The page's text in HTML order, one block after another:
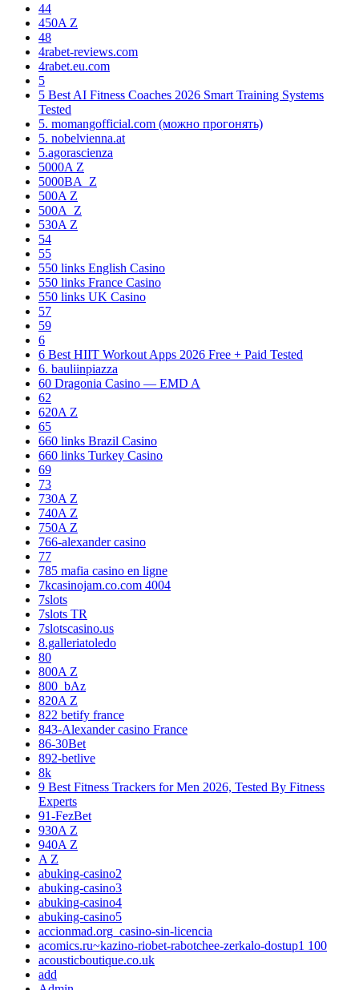
44
450A Z
48
4rabet-reviews.com
4rabet.eu.com
5
5 Best AI Fitness Coaches 2026 Smart Training Systems
Tested
5. momangofficial.com (можно прогонять)
5. nobelvienna.at
5.agorascienza
5000A Z
5000BA_Z
500A Z
500A_Z
530A Z
54
55
550 links English Casino
550 links France Casino
550 links UK Casino
57
59
6
6 Best HIIT Workout Apps 2026 Free + Paid Tested
6. bauliinpiazza
60 Dragonia Casino — EMD A
62
620A Z
65
660 links Brazil Casino
660 links Turkey Casino
69
73
730A Z
740A Z
750A Z
766-alexander casino
77
785 mafia casino en ligne
7kcasinojam.co.com 4004
7slots
7slots TR
7slotscasino.us
8.galleriatoledo
80
800A Z
800_bAz
820A Z
822 betify france
843-Alexander casino France
86-30Bet
892-betlive
8k
9 Best Fitness Trackers for Men 2026, Tested By Fitness
Experts
91-FezBet
930A Z
940A Z
A Z
abuking-casino2
abuking-casino3
abuking-casino4
abuking-casino5
accionmad.org_casino-sin-licencia
acomics.ru~kazino-riobet-rabotchee-zerkalo-dostup1 100
acousticboutique.co.uk
add